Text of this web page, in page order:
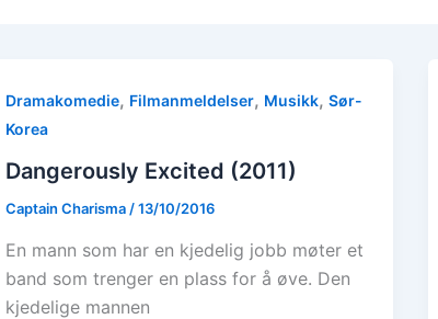
Dramakomedie, Filmanmeldelser, Musikk, Sør-
Korea
Dangerously Excited (2011)
Captain Charisma /13/10/2016
En mann som har en kjedelig jobb møter et
band som trenger en plass for å øve. Den
kjedelige mannen